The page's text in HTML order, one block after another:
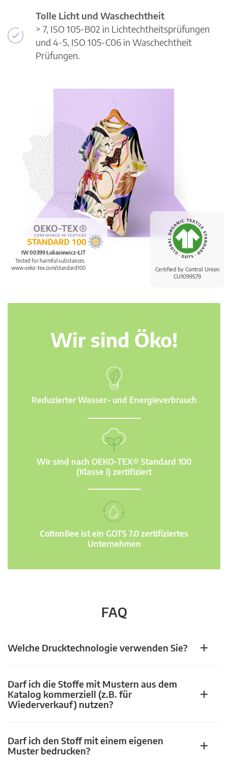
Certified by Control Union
CU1099579
IW 00399 Łukasiewicz-ŁIT
Tested for harmful substances.
www.oeko-tex.com/standard100
Tolle Licht und Waschechtheit
> 7, ISO 105-B02 in Lichtechtheitsprüfungen
und 4-5, ISO 105-C06 in Waschechtheit
Prüfungen.
Wir sind Öko!
Reduzierter Wasser- und Energieverbrauch
Wir sind nach OEKO-TEX® Standard 100
(Klasse I) zertifiziert
CottonBee ist ein GOTS 7.0 zertifiziertes
Unternehmen
FAQ
Welche Drucktechnologie verwenden Sie?
Darf ich die Stoffe mit Mustern aus dem
Katalog kommerziell (z.B. für
Wiederverkauf) nutzen?
Darf ich den Stoff mit einem eigenen
Muster bedrucken?